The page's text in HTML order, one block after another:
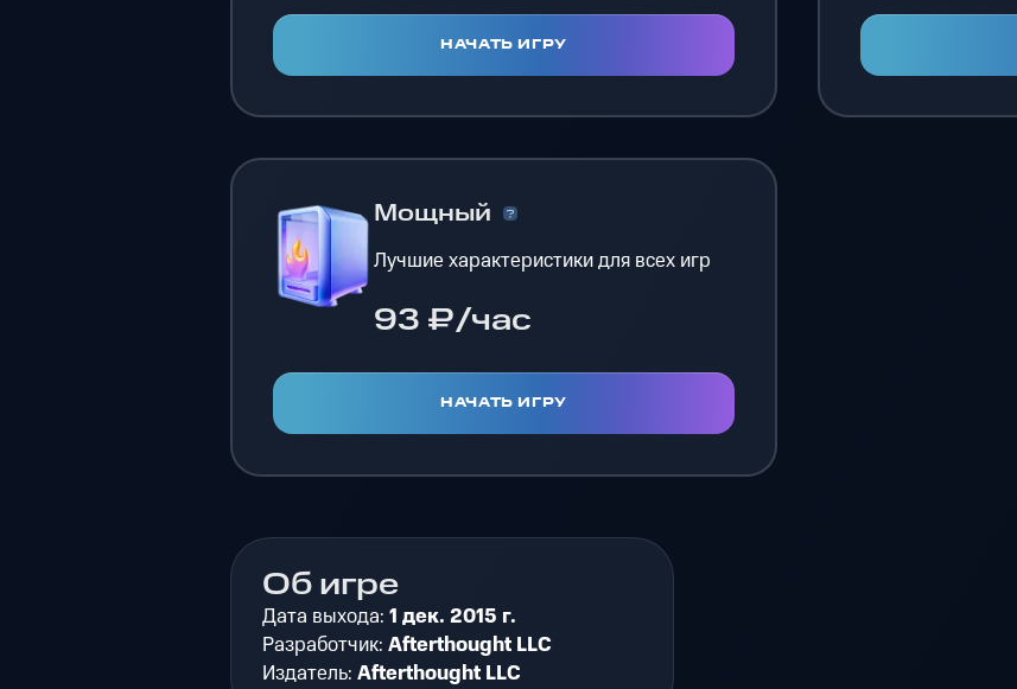
НАЧАТЬ ИГРУ
Мощный
Лучшие характеристики для всех игр
93 ₽/час
НАЧАТЬ ИГРУ
Об игре
Дата выхода: 1 дек. 2015 г.
Разработчик: Afterthought LLC
Издатель: Afterthought LLC